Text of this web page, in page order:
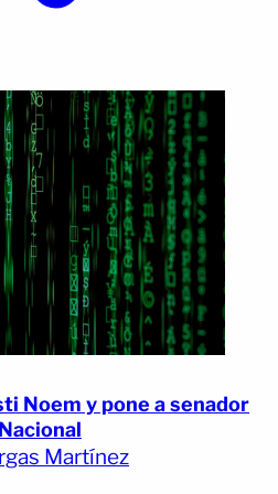
Noem y pone a senador
Martínez